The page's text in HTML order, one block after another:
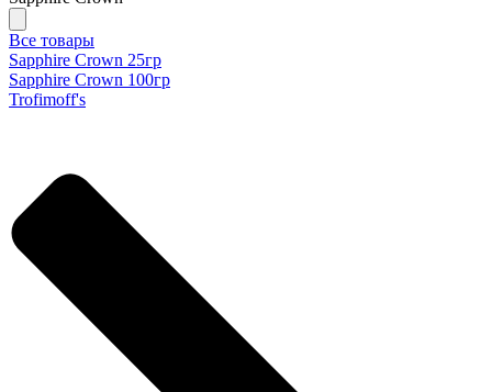
Все товары
Sapphire Crown 25гр
Sapphire Crown 100гр
Trofimoff's